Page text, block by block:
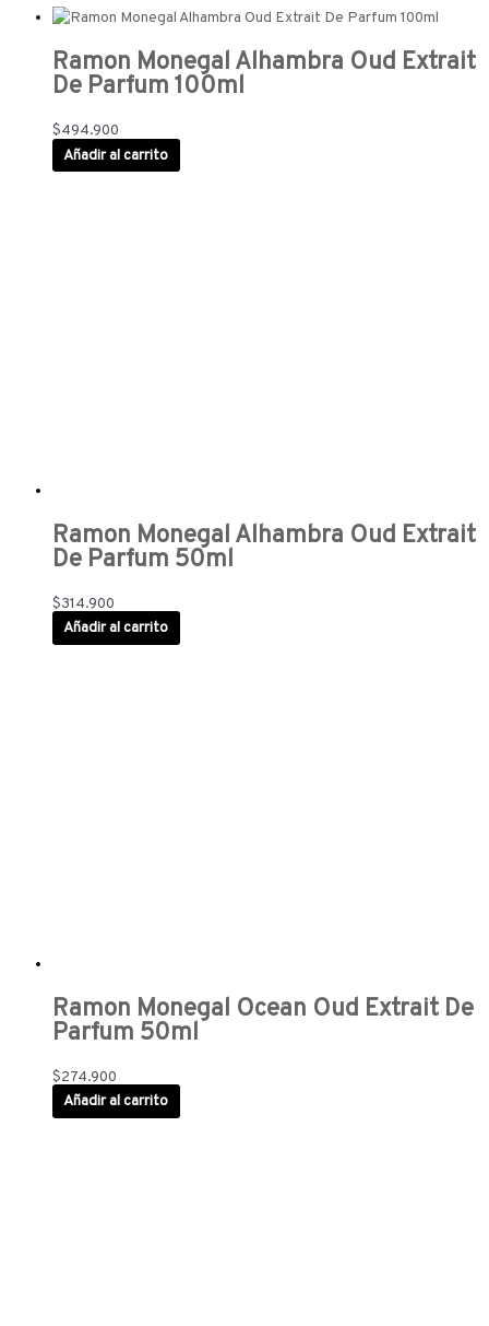
Ramon Monegal Alhambra Oud Extrait
De Parfum 100ml
$494.900
Añadir al carrito
Ramon Monegal Alhambra Oud Extrait
De Parfum 50ml
$314.900
Añadir al carrito
Ramon Monegal Ocean Oud Extrait De
Parfum 50ml
$274.900
Añadir al carrito